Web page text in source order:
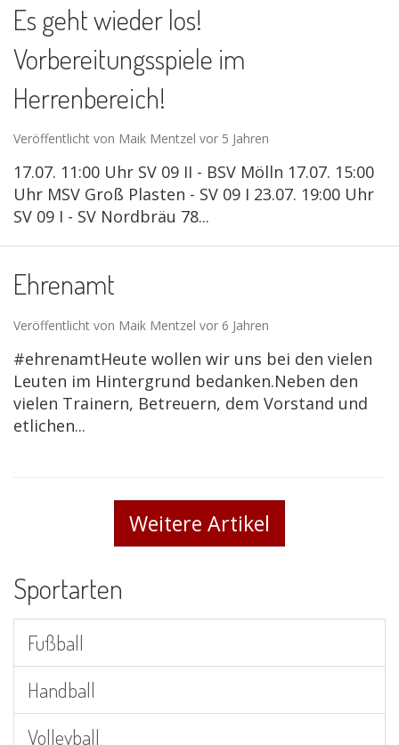
Es geht wieder los!
Vorbereitungsspiele im
Herrenbereich!
Veröffentlicht von Maik Mentzel vor 5 Jahren
17.07. 11:00 Uhr SV 09 II - BSV Mölln 17.07. 15:00
Uhr MSV Groß Plasten - SV 09 I 23.07. 19:00 Uhr
SV 09 I - SV Nordbräu 78...
Ehrenamt
Veröffentlicht von Maik Mentzel vor 6 Jahren
#ehrenamtHeute wollen wir uns bei den vielen
Leuten im Hintergrund bedanken.Neben den
vielen Trainern, Betreuern, dem Vorstand und
etlichen...
Weitere Artikel
Sportarten
Fußball
Handball
Volleyball